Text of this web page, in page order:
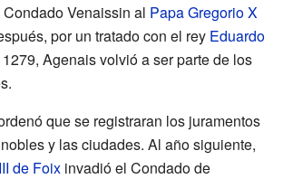
Venaissin al Papa Gregorio X
por un tratado con el rey Eduardo
Agenais volvió a ser parte de los
que se registraran los juramentos
y las ciudades. Al año siguiente,
de Foix invadió el Condado de